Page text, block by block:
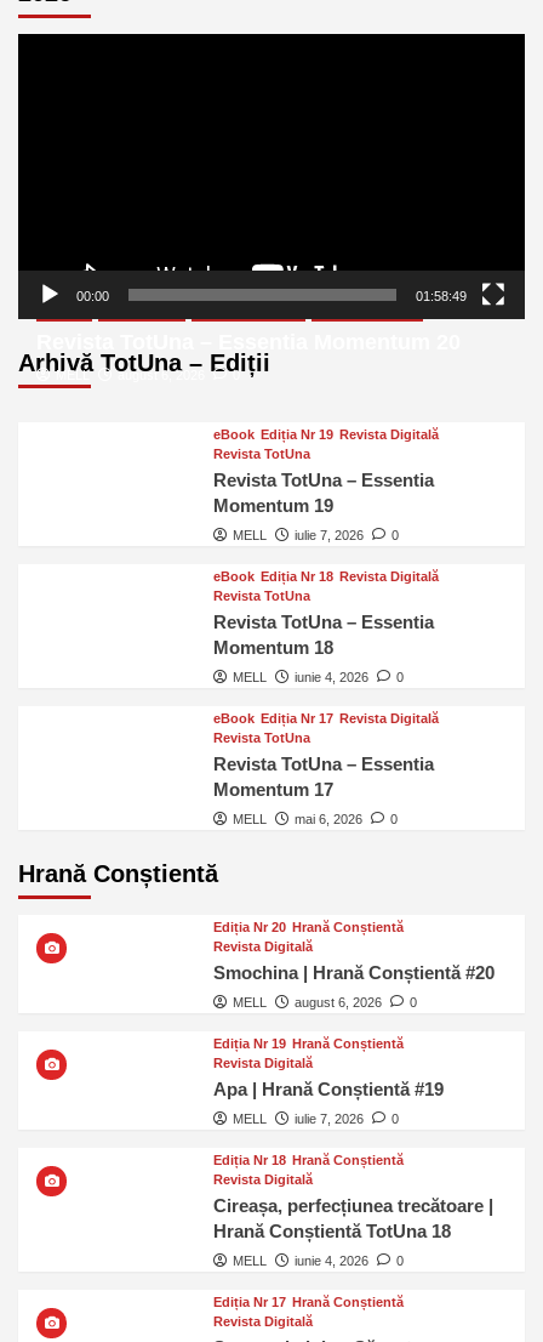
00:00 01:58:49
Arhivă TotUna – Ediții
MELL august 6, 2026 0
eBook Ediția Nr 19 Revista Digitală
Revista TotUna
Revista TotUna – Essentia
Momentum 19
MELL iulie 7, 2026 0
eBook Ediția Nr 18 Revista Digitală
Revista TotUna
Revista TotUna – Essentia
Momentum 18
MELL iunie 4, 2026 0
eBook Ediția Nr 17 Revista Digitală
Revista TotUna
Revista TotUna – Essentia
Momentum 17
MELL mai 6, 2026 0
Hrană Conștientă
Ediția Nr 20 Hrană Conștientă
Revista Digitală
Smochina | Hrană Conștientă #20
MELL august 6, 2026 0
Ediția Nr 19 Hrană Conștientă
Revista Digitală
Apa | Hrană Conștientă #19
MELL iulie 7, 2026 0
Ediția Nr 18 Hrană Conștientă
Revista Digitală
Cireașa, perfecțiunea trecătoare |
Hrană Conștientă TotUna 18
MELL iunie 4, 2026 0
Ediția Nr 17 Hrană Conștientă
Revista Digitală